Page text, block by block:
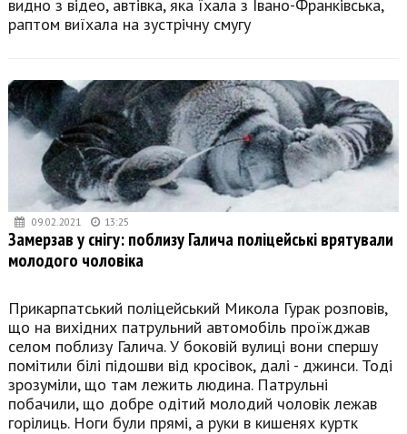
видно з відео, автівка, яка їхала з Івано-Франківська,
раптом виїхала на зустрічну смугу
09.02.2021 13:25
Замерзав у снігу: поблизу Галича поліцейські врятували
молодого чоловіка
Прикарпатський поліцейський Микола Гурак розповів,
що на вихідних патрульний автомобіль проїжджав
селом поблизу Галича. У боковій вулиці вони спершу
помітили білі підошви від кросівок, далі - джинси. Тоді
зрозуміли, що там лежить людина. Патрульні
побачили, що добре одітий молодий чоловік лежав
горілиць. Ноги були прямі, а руки в кишенях куртк